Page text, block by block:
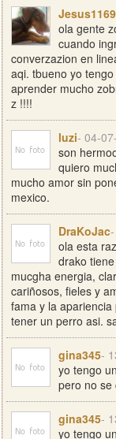
ola gente
cuando
converzazion en
aqi. tbueno yo
aprender mucho
z !!!!
luzi- 04-
son
quiero
mucho amor sin
mexico.
DraKoJac
ola esta
drako
mucgha energia,
cariñosos, fieles y
fama y la
tener un perro asi.
gina345-
yo tengo
pero no se
gina345-
yo tengo